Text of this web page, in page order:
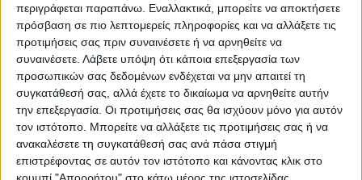
περιγράφεται παραπάνω. Εναλλακτικά, μπορείτε να αποκτήσετε
πρόσβαση σε πιο λεπτομερείς πληροφορίες και να αλλάξετε τις
προτιμήσεις σας πριν συναινέσετε ή να αρνηθείτε να
συναινέσετε. Λάβετε υπόψη ότι κάποια επεξεργασία των
προσωπικών σας δεδομένων ενδέχεται να μην απαιτεί τη
συγκατάθεσή σας, αλλά έχετε το δικαίωμα να αρνηθείτε αυτήν
την επεξεργασία. Οι προτιμήσεις σας θα ισχύουν μόνο για αυτόν
τον ιστότοπο. Μπορείτε να αλλάξετε τις προτιμήσεις σας ή να
ανακαλέσετε τη συγκατάθεσή σας ανά πάσα στιγμή
επιστρέφοντας σε αυτόν τον ιστότοπο και κάνοντας κλικ στο
1. Οδός Λ. Δημοκρατίας μεταξύ της
Περιφερειακής Οδού Καρδίτσας – Τρικάλων
και Αγράφων και στα δύο ρεύματα
κυκλοφορία
2. Οδός Παπαναστασίου, μεταξύ των οδών
Λ. Δημοκρατίας και Δ.Λάππα